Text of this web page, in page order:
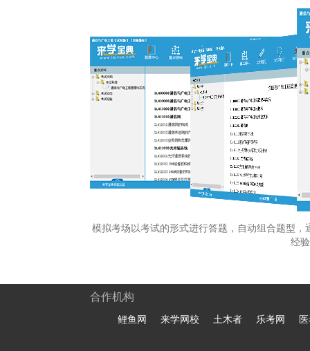
模拟考场以考试的形式进行答题，自动组合题型
经
合作机构
鲤鱼网 来学网校 土木者 乐考网